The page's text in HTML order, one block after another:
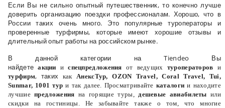
Если Вы не сильно опытный путешественник, то конечно лучше
доверить организацию поездки профессионалам. Хорошо, что в
России таких очень много. Это популярные туроператоры и
проверенные турфирмы, которые имеют хорошие отзывы и
длительный опыт работы на российском рынке.
В данной категории на Tiendeo Вы
найдетеакции испецпредложения от ведущих туроператоров и
турфирм, таких какАнексТур, OZON Travel, Coral Travel, Tui,
Sunmar, 1001 тури так далее. Просматривайте каталоги и находите
лучшиепредложения на горящие туры,дешевые авиабилеты или
скидки на гостиницы. Не забывайте также о том, что многие